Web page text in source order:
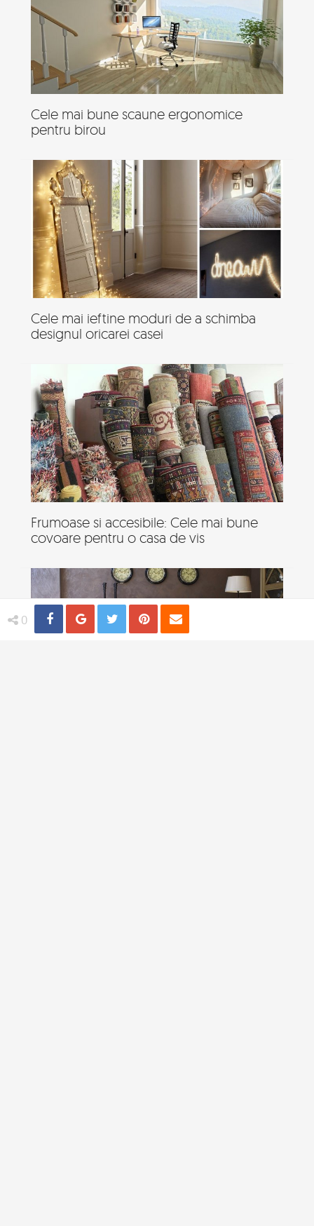
0 Share Distribuie
Tweet Pin
Cele mai bune scaune ergonomice
pentru birou
Cele mai ieftine moduri de a schimba
designul oricarei casei
Frumoase si accesibile: Cele mai bune
covoare pentru o casa de vis